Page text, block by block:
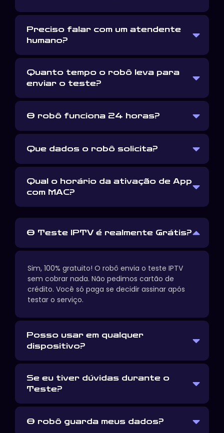
Preciso falar com um atendente
humano?
Quanto tempo o robô leva para
enviar o teste?
O robô funciona 24 horas?
Que dados o robô solicita?
Qual o horário da ativação de App
com MAC?
O Teste IPTV é realmente Grátis?
Sim, 100% gratuito! O robô envia o teste IPTV
sem cobrar nada. Não pedimos cartão de
crédito. Você só paga se decidir assinar após
testar o serviço.
Posso usar em qualquer
dispositivo?
Se eu tiver dúvidas durante o
Teste?
O robô guarda meus dados?